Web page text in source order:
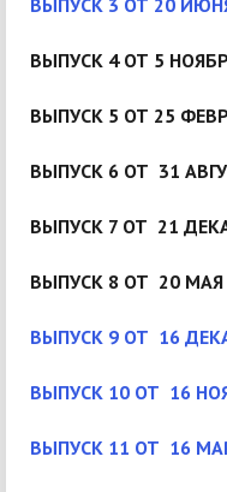
ВЫПУСК 4 ОТ 5
ВЫПУСК 5 ОТ 25
ВЫПУСК 6 ОТ 31
ВЫПУСК 7 ОТ 21
ВЫПУСК 8 ОТ 20 МАЯ
ВЫПУСК 9 ОТ 16
ВЫПУСК 10 ОТ 16
ВЫПУСК 11 ОТ 16